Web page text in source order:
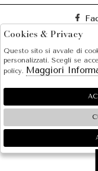
2026 SOLE S.R.L. - P.iva :
🍪
Cookies & Privacy
Questo sito si avvale di
personalizzati. Scegli se
policy. Maggiori